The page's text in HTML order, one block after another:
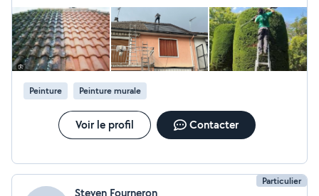
Peinture Peinture murale
Voir le profil Contacter
Particulier
Steven Fourneron